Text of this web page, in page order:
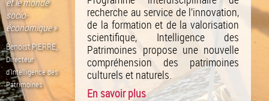
socio-
économique»
Benoist PIERRE,
Directeur
d’Intelligence des
Patrimoines
recherche au service de l’innovation,
de la formation et de la valorisation
scientifique, Intelligence des
Patrimoines propose une nouvelle
compréhension des patrimoines
culturels et naturels.
En savoir plus